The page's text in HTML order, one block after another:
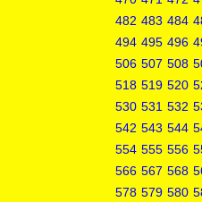
482 483 484
494 495 496
506 507 508
518 519 520
530 531 532
542 543 544
554 555 556
566 567 568
578 579 580